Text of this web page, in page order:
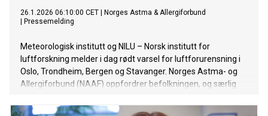
26.1.2026 06:10:00 CET
Norges Astma & Allergiforbund
Pressemelding
Meteorologisk institutt og NILU – Norsk institutt for
luftforskning melder i dag rødt varsel for luftforurensning i
Oslo, Trondheim, Bergen og Stavanger. Norges Astma- og
Allergiforbund (NAAF) oppfordrer befolkningen, og særlig
helserådene nøye.